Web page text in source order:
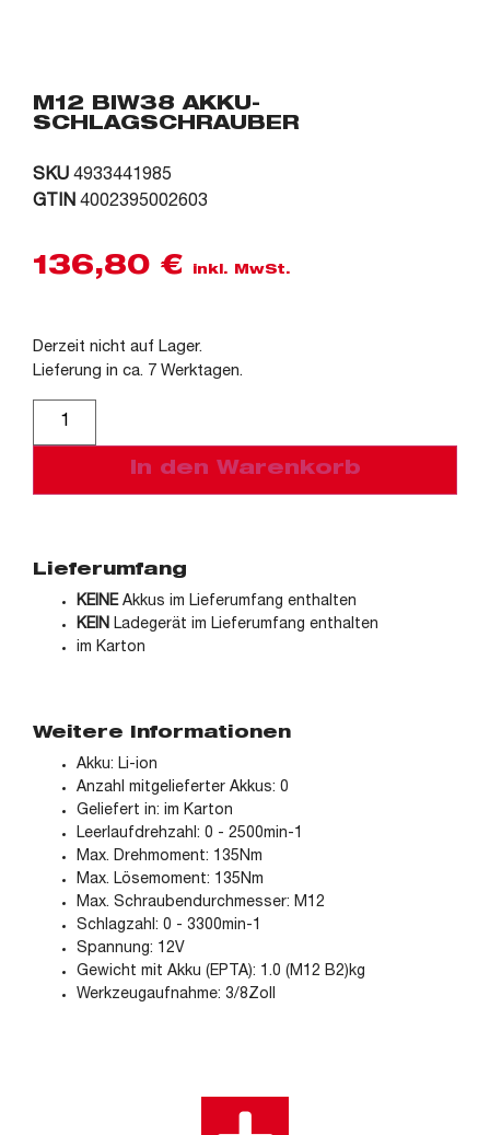
M12 BIW38 AKKU-
SCHLAGSCHRAUBER
SKU 4933441985
GTIN 4002395002603
136,80 € inkl. MwSt.
Derzeit nicht auf Lager.
Lieferung in ca. 7 Werktagen.
In den Warenkorb
Lieferumfang
KEINEAkkus im Lieferumfang enthalten
KEIN Ladegerät im Lieferumfang enthalten
im Karton
Weitere Informationen
Akku: Li-ion
Anzahl mitgelieferter Akkus: 0
Geliefert in: im Karton
Leerlaufdrehzahl: 0 - 2500min-1
Max. Drehmoment: 135Nm
Max. Lösemoment: 135Nm
Max. Schraubendurchmesser: M12
Schlagzahl: 0 - 3300min-1
Spannung: 12V
Gewicht mit Akku (EPTA): 1.0 (M12 B2)kg
Werkzeugaufnahme: 3/8Zoll